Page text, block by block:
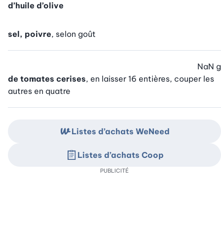
d’huile d’olive
sel, poivre, selon goût
de tomates cerises, en laisser 16 entières, couper les
autres en quatre
NaN g
Listes d’achats WeNeed
Listes d’achats Coop
PUBLICITÉ